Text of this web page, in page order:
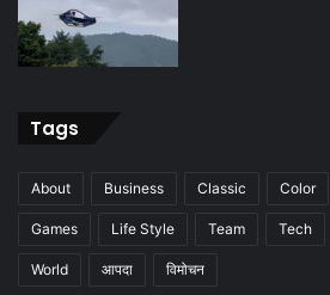
Tags
About Business Classic Color
Games Life Style Team Tech
World आपदा विमोचन